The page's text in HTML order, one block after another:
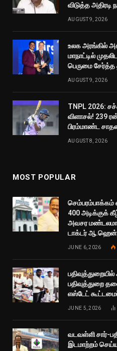
விடுத்த அதிரடி
AUGUST 9, 2026
உலக அரங்கில்
மாநாட்டில்
பெருமை சேர்த்த
AUGUST 9, 2026
TNPL 2026:
விளாசல்! 239
பிரம்மாண்ட
AUGUST 8, 2026
MOST POPULAR
செம்பரம்பாக்கம்
400 அடிக்குக்
அவசர
டாக்டர்
JUNE 6, 2026
பதிவுத்துறை
எஸ்டேட்
JUNE 5, 2026
வடவள்ளி சார்-
இடமாற்றம்